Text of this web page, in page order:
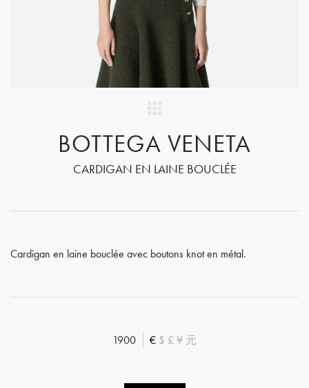
BOTTEGA VENETA
CARDIGAN EN LAINE BOUCLÉE
Cardigan en laine bouclée avec boutons knot en métal.
1900 € $ £ ¥ 元